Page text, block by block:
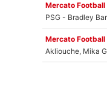
Mercato Football
Mercato Football